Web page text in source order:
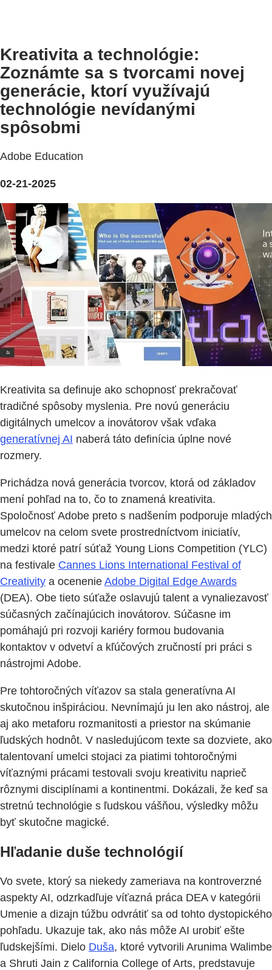
Kreativita a technológie:
Zoznámte sa s tvorcami novej
generácie, ktorí využívajú
technológie nevídanými
spôsobmi
Adobe Education
02-21-2025
Kreativita sa definuje ako schopnosť prekračovať
tradičné spôsoby myslenia. Pre novú generáciu
digitálnych umelcov a inovátorov však vďaka
generatívnej AI naberá táto definícia úplne nové
rozmery.
Prichádza nová generácia tvorcov, ktorá od základov
mení pohľad na to, čo to znamená kreativita.
Spoločnosť Adobe preto s nadšením podporuje mladých
umelcov na celom svete prostredníctvom iniciatív,
medzi ktoré patrí súťaž Young Lions Competition (YLC)
na festivale Cannes Lions International Festival of
Creativity a ocenenie Adobe Digital Edge Awards
(DEA). Obe tieto súťaže oslavujú talent a vynaliezavosť
súčasných začínajúcich inovátorov. Súčasne im
pomáhajú pri rozvoji kariéry formou budovania
kontaktov v odvetví a kľúčových zručností pri práci s
nástrojmi Adobe.
Pre tohtoročných víťazov sa stala generatívna AI
skutočnou inšpiráciou. Nevnímajú ju len ako nástroj, ale
aj ako metaforu rozmanitosti a priestor na skúmanie
ľudských hodnôt. V nasledujúcom texte sa dozviete, ako
talentovaní umelci stojaci za piatimi tohtoročnými
víťaznými prácami testovali svoju kreativitu naprieč
rôznymi disciplínami a kontinentmi. Dokázali, že keď sa
stretnú technológie s ľudskou vášňou, výsledky môžu
byť skutočne magické.
Hľadanie duše technológií
Vo svete, ktorý sa niekedy zameriava na kontroverzné
aspekty AI, odzrkadľuje víťazná práca DEA v kategórii
Umenie a dizajn túžbu odvrátiť sa od tohto dystopického
pohľadu. Ukazuje tak, ako nás môže AI urobiť ešte
ľudskejšími. Dielo Duša, ktoré vytvorili Arunima Walimbe
a Shruti Jain z California College of Arts, predstavuje